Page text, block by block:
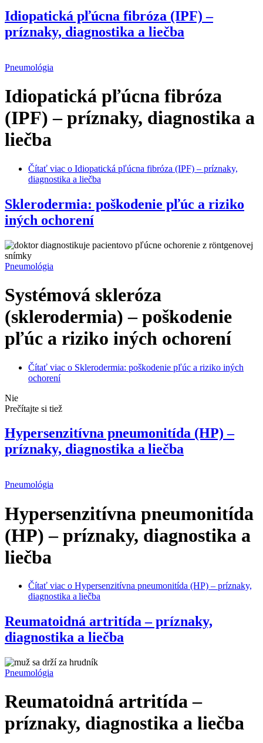
Idiopatická pľúcna fibróza (IPF) –
príznaky, diagnostika a liečba
Pneumológia
Idiopatická pľúcna fibróza
(IPF) – príznaky, diagnostika a
liečba
Čítať viac o Idiopatická pľúcna fibróza (IPF) – príznaky,
diagnostika a liečba
Sklerodermia: poškodenie pľúc a riziko
iných ochorení
Pneumológia
Systémová skleróza
(sklerodermia)–poškodenie
pľúc a riziko iných ochorení
Čítať viac o Sklerodermia: poškodenie pľúc a riziko iných
ochorení
Nie
Prečítajte si tiež
Hypersenzitívna pneumonitída (HP) –
príznaky, diagnostika a liečba
Pneumológia
Hypersenzitívna pneumonitída
(HP) – príznaky, diagnostika a
liečba
Čítať viac o Hypersenzitívna pneumonitída (HP) – príznaky,
diagnostika a liečba
Reumatoidná artritída – príznaky,
diagnostika a liečba
Pneumológia
Reumatoidná artritída –
príznaky, diagnostika a liečba